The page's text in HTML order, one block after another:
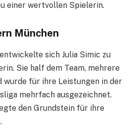
einer wertvollen Spielerin.
München
sich Julia Simic zu
Sie half dem Team, mehrere
wurde für ihre Leistungen in der
mehrfach ausgezeichnet.
den Grundstein für ihre